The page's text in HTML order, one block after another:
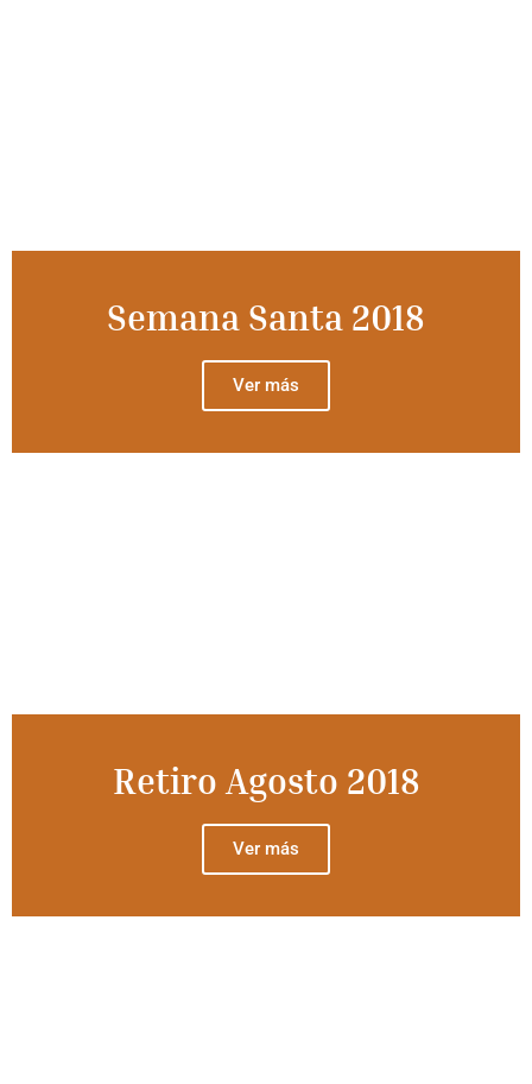
Semana Santa 2018
Ver más
Retiro Agosto 2018
Ver más